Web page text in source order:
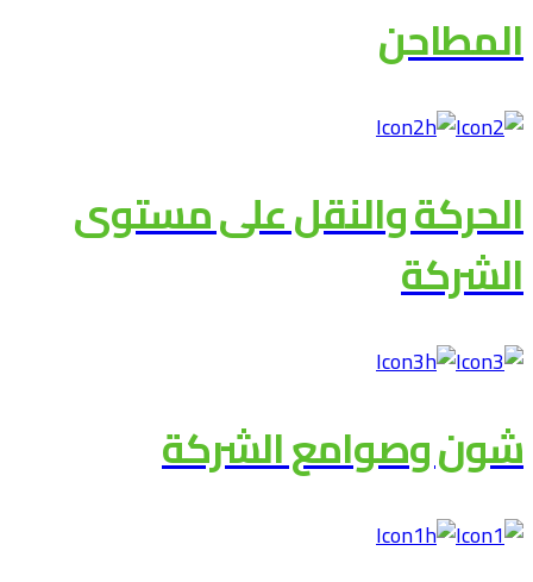
المطاحن
الحركة والنقل على مستوى
الشركة
شون وصوامع الشركة